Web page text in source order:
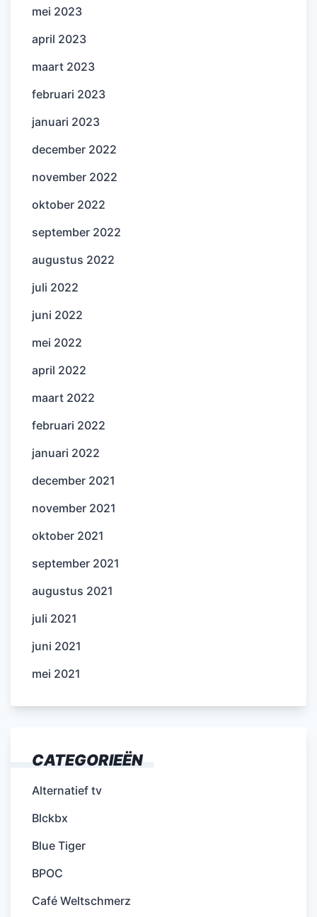
mei 2023
april 2023
maart 2023
februari 2023
januari 2023
december 2022
november 2022
oktober 2022
september 2022
augustus 2022
juli 2022
juni 2022
mei 2022
april 2022
maart 2022
februari 2022
januari 2022
december 2021
november 2021
oktober 2021
september 2021
augustus 2021
juli 2021
juni 2021
mei 2021
CATEGORIEËN
Alternatief tv
Blckbx
Blue Tiger
BPOC
Café Weltschmerz